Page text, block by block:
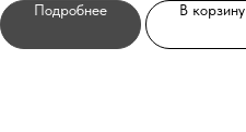
Подробнее В корзину